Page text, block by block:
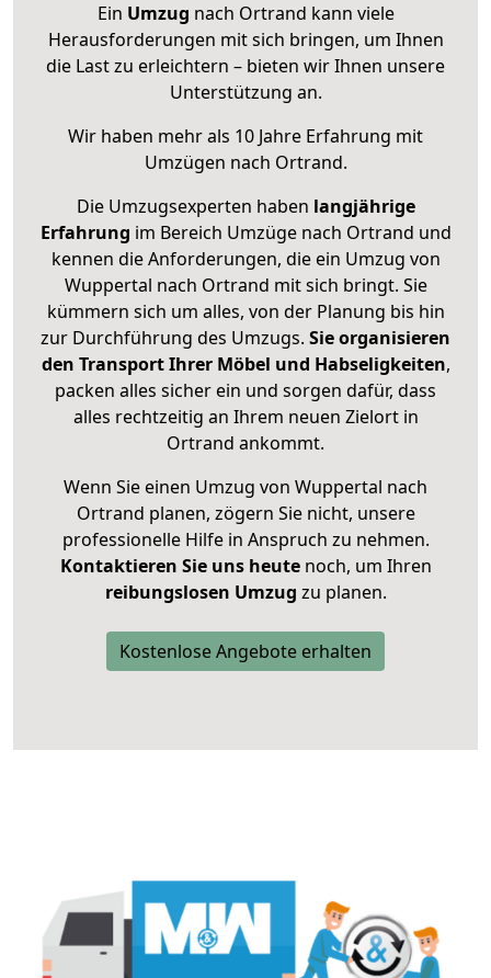
Ein Umzug nach Ortrand kann viele
Herausforderungen mit sich bringen, um Ihnen
die Last zu erleichtern – bieten wir Ihnen unsere
Unterstützung an.
Wir haben mehr als 10 Jahre Erfahrung mit
Umzügen nach Ortrand.
Die Umzugsexperten haben langjährige
Erfahrung im Bereich Umzüge nach Ortrand und
kennen die Anforderungen, die ein Umzug von
Wuppertal nach Ortrand mit sich bringt. Sie
kümmern sich um alles, von der Planung bis hin
zur Durchführung des Umzugs. Sie organisieren
den Transport Ihrer Möbel und Habseligkeiten,
packen alles sicher ein und sorgen dafür, dass
alles rechtzeitig an Ihrem neuen Zielort in
Ortrand ankommt.
Wenn Sie einen Umzug von Wuppertal nach
Ortrand planen, zögern Sie nicht, unsere
professionelle Hilfe in Anspruch zu nehmen.
Kontaktieren Sie uns heutenoch, um Ihren
reibungslosen Umzug zu planen.
Kostenlose Angebote erhalten